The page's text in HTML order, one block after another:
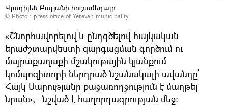
Վլադիլեն Բալյանի հուշամեդալը
© Photo : press office of Yerevan municipality
«Շնորհավորելով և ընդգծելով հայկական
երաժշտարվեստի զարգացման գործում ու
մայրաքաղաքի մշակութային կյանքում
կոմպոզիտորի ներդրած նշանակալի ավանդը՝
Հայկ Մարությանը քաջառողջություն է մաղթել
նրան»,– նշված է հաղորդագրության մեջ: